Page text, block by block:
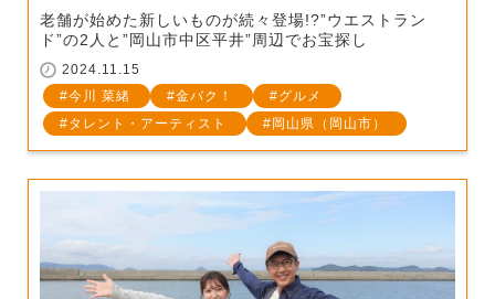
老舗が始めた新しいものが続々登場!?”ウエストラン
ド”の2人と”岡山市中区平井”周辺でお宝探し
2024.11.15
今川 菜緒
金バク！
グルメ
タレント・アーティスト
岡山県（岡山市）